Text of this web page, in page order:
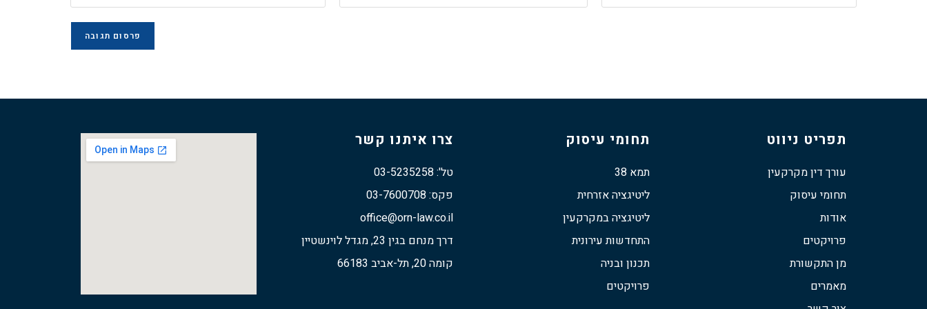
תפריט ניווט
עורך דין מקרקעין
תחומי עיסוק
אודות
פרויקטים
מן התקשורת
מאמרים
תחומי עיסוק
תמא 38
ליטיגציה אזרחית
ליטיגציה במקרקעין
התחדשות עירונית
תכנון ובניה
פרויקטים
צרו איתנו קשר
טל': 03-5235258
פקס: 03-7600708
office@orn-law.co.il
דרך מנחם בגין 23, מגדל לוינשטיין
קומה 20, תל-אביב 66183